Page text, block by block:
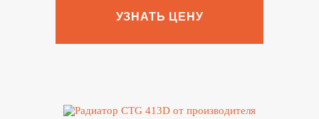
УЗНАТЬ ЦЕНУ